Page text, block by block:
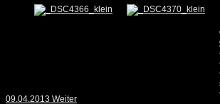
09.04.2013 Weiter